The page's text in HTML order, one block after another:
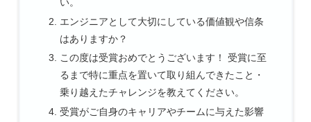
エンジニアとして大切にしている価値観や信条
はありますか？
この度は受賞おめでとうございます！ 受賞に至
るまで特に重点を置いて取り組んできたこと・
乗り越えたチャレンジを教えてください。
受賞がご自身のキャリアやチームに与えた影響